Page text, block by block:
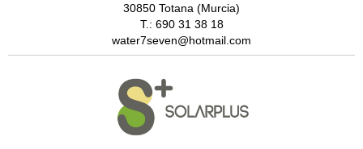
30850 Totana (Murcia)
T.: 690 31 38 18
water7seven@hotmail.com